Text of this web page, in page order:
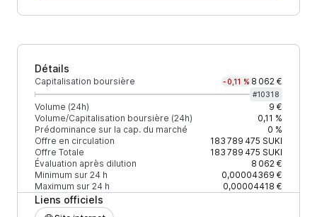
Détails
Capitalisation boursière -0,11 % 8 062 €
#10318
Volume (24h)
9 €
Volume/Capitalisation boursière (24h)
0,11 %
Prédominance sur la cap. du marché
0 %
Offre en circulation
183 789 475 SUKI
Offre Totale
183 789 475 SUKI
Évaluation après dilution
8 062 €
Minimum sur 24 h
0,00004369 €
Maximum sur 24 h
0,00004418 €
Liens officiels